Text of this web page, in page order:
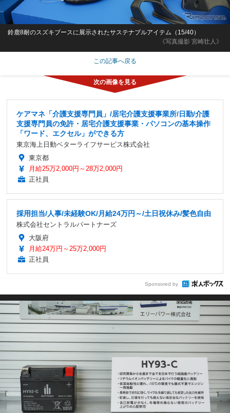
《写真撮影 宮崎壮人》
鈴鹿8耐のスズキブースに展示されたサステナブルアイテム（15/40）
この記事へ戻る
ケアマネ「介護支援専門員」/居宅介護支援事業所/日勤/介護
支援専門員の免許・居宅介護支援事業・パソコンの基本操作
「ワード、エクセル」ができる方
東京海上日動ベターライフサービス株式会社
東京都
月給25万2,000円～28万2,000円
正社員
採用担当/人事/未経験OK/月給24万円～/土日祝休み/髪色自由
株式会社セントラルパートナーズ
大阪府
月給24万円～25万2,000円
正社員
Sponsored by